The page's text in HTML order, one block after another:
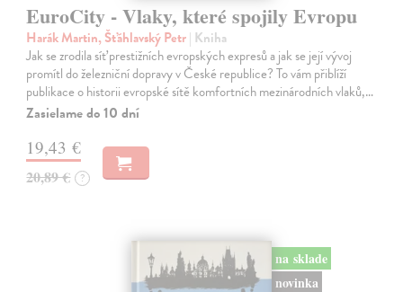
EuroCity - Vlaky, které spojily Evropu
Harák Martin, Šťáhlavský Petr| Kniha
Jak se zrodila síť prestižních evropských expresů a jak se její vývoj
promítl do železniční dopravy v České republice? To vám přiblíží
publikace o historii evropské sítě komfortních mezinárodních vlaků,…
Zasielame do 10 dní
19,43 €
20,89 € ?
na sklade
novinka